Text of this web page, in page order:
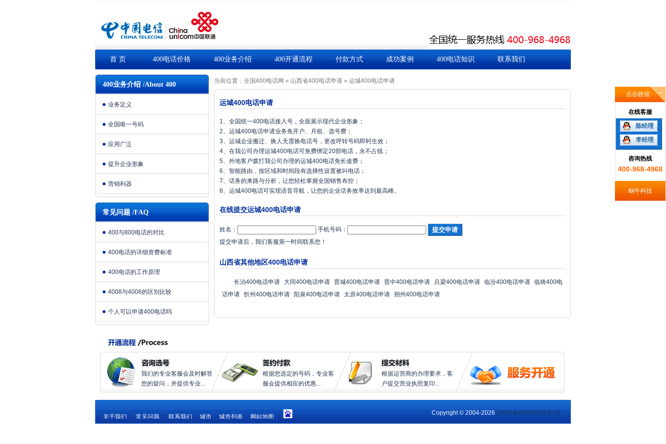
首 页 400电话价格 400业务介绍 400开通流程 付款方式 成功案例 400电话知识 联系我们
400业务介绍 /About 400
业务定义
全国唯一号码
应用广泛
提升企业形象
营销利器
常见问题 /FAQ
400与800电话的对比
400电话的详细资费标准
400电话的工作原理
4008与4006的区别比较
个人可以申请400电话吗
当前位置： 全国400电话网 » 山西省400电话申请 » 运城400电话申请
运城400电话申请
1、全国统一400电话接入号，全面展示现代企业形象；
2、运城400电话申请业务免开户、月租、选号费；
3、运城企业搬迁、换人无需换电话号，更改呼转号码即时生效；
4、在我公司办理运城400电话可免费绑定20部电话，永不占线；
5、外地客户拨打我公司办理的运城400电话免长途费；
6、智能路由，按区域和时间段有选择性设置被叫电话；
7、话务的来路与分析，让您轻松掌握全国销售布控；
8、运城400电话可实现语音导航，让您的企业话务效率达到最高峰。
在线提交运城400电话申请
姓名：
手机号码：
提交申请后，我们客服第一时间联系您！
山西省其他地区400电话申请
长治400电话申请 大同400电话申请 晋城400电话申请 晋中400电话申请 吕梁400电话申请 临汾400电话申请 临猗400电
话申请 忻州400电话申请 阳泉400电话申请 太原400电话申请 朔州400电话申请
我们的专业客服会及时解答
您的疑问，并提供专业...
根据您选定的号码，专业客
服会提供相应的优惠...
根据运营商的办理要求，客
户提交营业执照复印...
关于我们 常见问题 联系我们 城市 城市列表 网站地图
点击收缩
在线客服
陈经理
李经理
咨询热线
400-968-4968
蜗牛科技
Copyright © 2004-2026 沪ICP备08008105号-55